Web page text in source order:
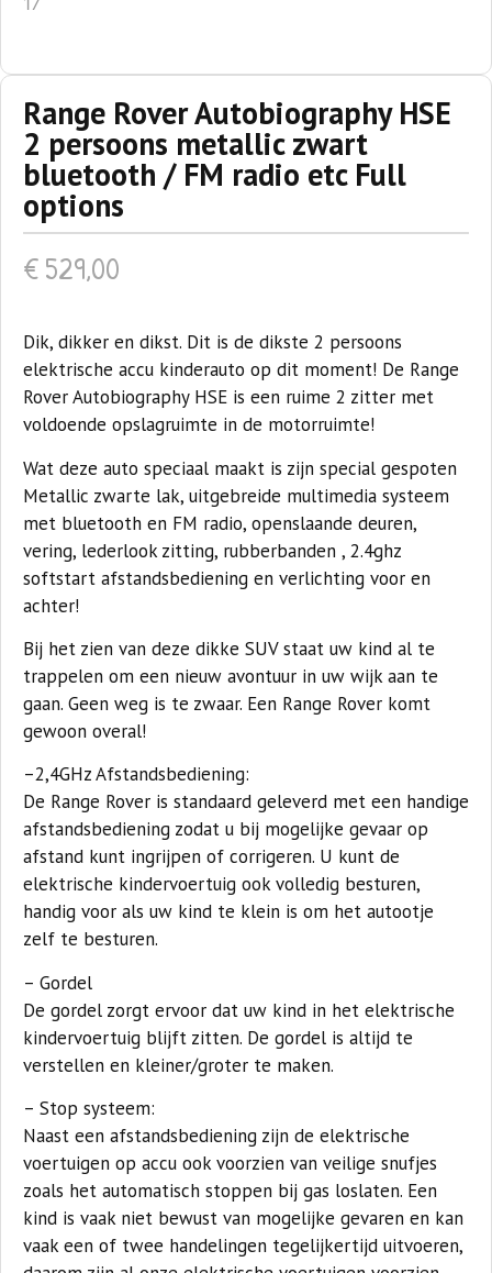
Range Rover Autobiography HSE
2 persoons metallic zwart
bluetooth / FM radio etc Full
options
€529,00
Dik, dikker en dikst. Dit is de dikste 2 persoons
elektrische accu kinderauto op dit moment! De Range
Rover Autobiography HSE is een ruime 2 zitter met
voldoende opslagruimte in de motorruimte!
Wat deze auto speciaal maakt is zijn special gespoten
Metallic zwarte lak, uitgebreide multimedia systeem
met bluetooth en FM radio, openslaande deuren,
vering, lederlook zitting, rubberbanden , 2.4ghz
softstart afstandsbediening en verlichting voor en
achter!
Bij het zien van deze dikke SUV staat uw kind al te
trappelen om een nieuw avontuur in uw wijk aan te
gaan. Geen weg is te zwaar. Een Range Rover komt
gewoon overal!
–2,4GHz Afstandsbediening:
De Range Rover is standaard geleverd met een handige
afstandsbediening zodat u bij mogelijke gevaar op
afstand kunt ingrijpen of corrigeren. U kunt de
elektrische kindervoertuig ook volledig besturen,
handig voor als uw kind te klein is om het autootje
zelf te besturen.
– Gordel
De gordel zorgt ervoor dat uw kind in het elektrische
kindervoertuig blijft zitten. De gordel is altijd te
verstellen en kleiner/groter te maken.
– Stop systeem:
Naast een afstandsbediening zijn de elektrische
voertuigen op accu ook voorzien van veilige snufjes
zoals het automatisch stoppen bij gas loslaten. Een
kind is vaak niet bewust van mogelijke gevaren en kan
vaak een of twee handelingen tegelijkertijd uitvoeren,